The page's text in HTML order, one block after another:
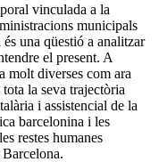
vinculada a la
municipals
una qüestió a analitzar
el present. A
molt diverses com ara
la seva trajectòria
i assistencial de la
barcelonina i les
restes humanes